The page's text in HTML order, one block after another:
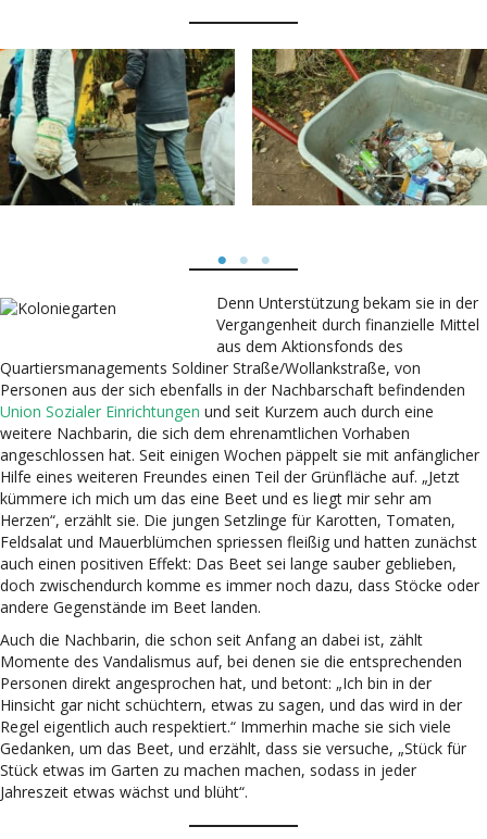
Denn Unterstützung bekam sie in der
Vergangenheit durch finanzielle Mittel
aus dem Aktionsfonds des
Quartiersmanagements Soldiner Straße/Wollankstraße, von
Personen aus der sich ebenfalls in der Nachbarschaft befindenden
Union Sozialer Einrichtungen und seit Kurzem auch durch eine
weitere Nachbarin, die sich dem ehrenamtlichen Vorhaben
angeschlossen hat. Seit einigen Wochen päppelt sie mit anfänglicher
Hilfe eines weiteren Freundes einen Teil der Grünfläche auf. „Jetzt
kümmere ich mich um das eine Beet und es liegt mir sehr am
Herzen“, erzählt sie. Die jungen Setzlinge für Karotten, Tomaten,
Feldsalat und Mauerblümchen spriessen fleißig und hatten zunächst
auch einen positiven Effekt: Das Beet sei lange sauber geblieben,
doch zwischendurch komme es immer noch dazu, dass Stöcke oder
andere Gegenstände im Beet landen.
Auch die Nachbarin, die schon seit Anfang an dabei ist, zählt
Momente des Vandalismus auf, bei denen sie die entsprechenden
Personen direkt angesprochen hat, und betont: „Ich bin in der
Hinsicht gar nicht schüchtern, etwas zu sagen, und das wird in der
Regel eigentlich auch respektiert.“ Immerhin mache sie sich viele
Gedanken, um das Beet, und erzählt, dass sie versuche, „Stück für
Stück etwas im Garten zu machen machen, sodass in jeder
Jahreszeit etwas wächst und blüht“.